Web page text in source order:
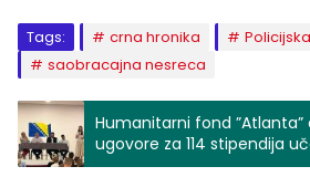
Tags: crna hronika
saobracajna nesreca
Humanitarni fond ”Atlanta”
ugovore za 114 stipendija
osnovnih i srednjih škola te